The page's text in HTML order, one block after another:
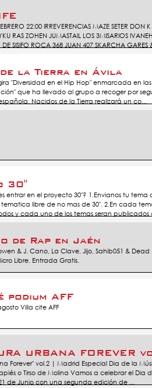
22:00 IRREVERENCIAS MAZE SETER
RAS ZOHEN JUMASTAIL LOS 3MISARIOS
DE SISIFO ROCA 368 JUAN 407 SKARCHA
la Tierra en Ávila
"Diversidad en el Hip Hop" enmarcada en
que ha llevado al grupo a recoger por
Nacidos de la Tierra realizará un co...
30''
entrar en el proyecto 30"? 1.Envianos tu
libre de no mas de 30". 2.En cada
y cada uno de los temas seran publicados
de Rap en Jaén
& J. Cano, La Clave, Jijo, Sahib051 & Dead
Libre. Entrada Gratis.
AFF
Villa cite AFF
URBANA FOREVER
Forever" vol.2 | Madrid Especial Dia de la
o Tirso de Molina Vamos a celebrar el Dia
de Junio con una segunda edición de ...